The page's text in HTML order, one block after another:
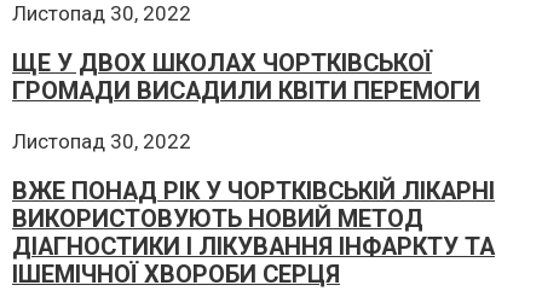
Листопад 30, 2022
ЩЕ У ДВОХ ШКОЛАХ ЧОРТКІВСЬКОЇ
ГРОМАДИ ВИСАДИЛИ КВІТИ ПЕРЕМОГИ
Листопад 30, 2022
ВЖЕ ПОНАД РІК У ЧОРТКІВСЬКІЙ ЛІКАРНІ
ВИКОРИСТОВУЮТЬ НОВИЙ МЕТОД
ДІАГНОСТИКИ І ЛІКУВАННЯ ІНФАРКТУ ТА
ІШЕМІЧНОЇ ХВОРОБИ СЕРЦЯ